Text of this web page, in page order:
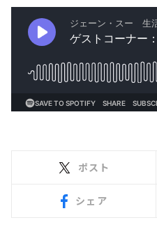
ポスト
シェア